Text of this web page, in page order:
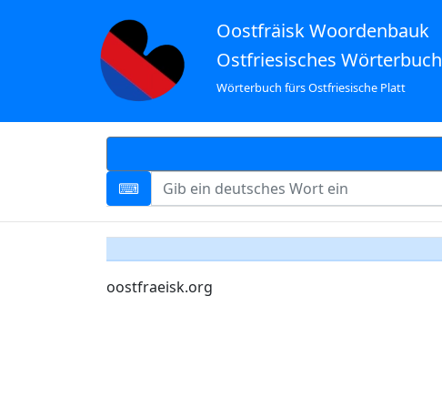
Oostfräisk Woordenbauk
Ostfriesisches Wörterbuch
Wörterbuch fürs Ostfriesische Platt
oostfraeisk.org